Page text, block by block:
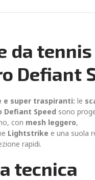
da
Defiant
e super traspiranti: le
Defiant Speed sono
con mesh leggero,
Lightstrike e una suola
rapidi.
tecnica